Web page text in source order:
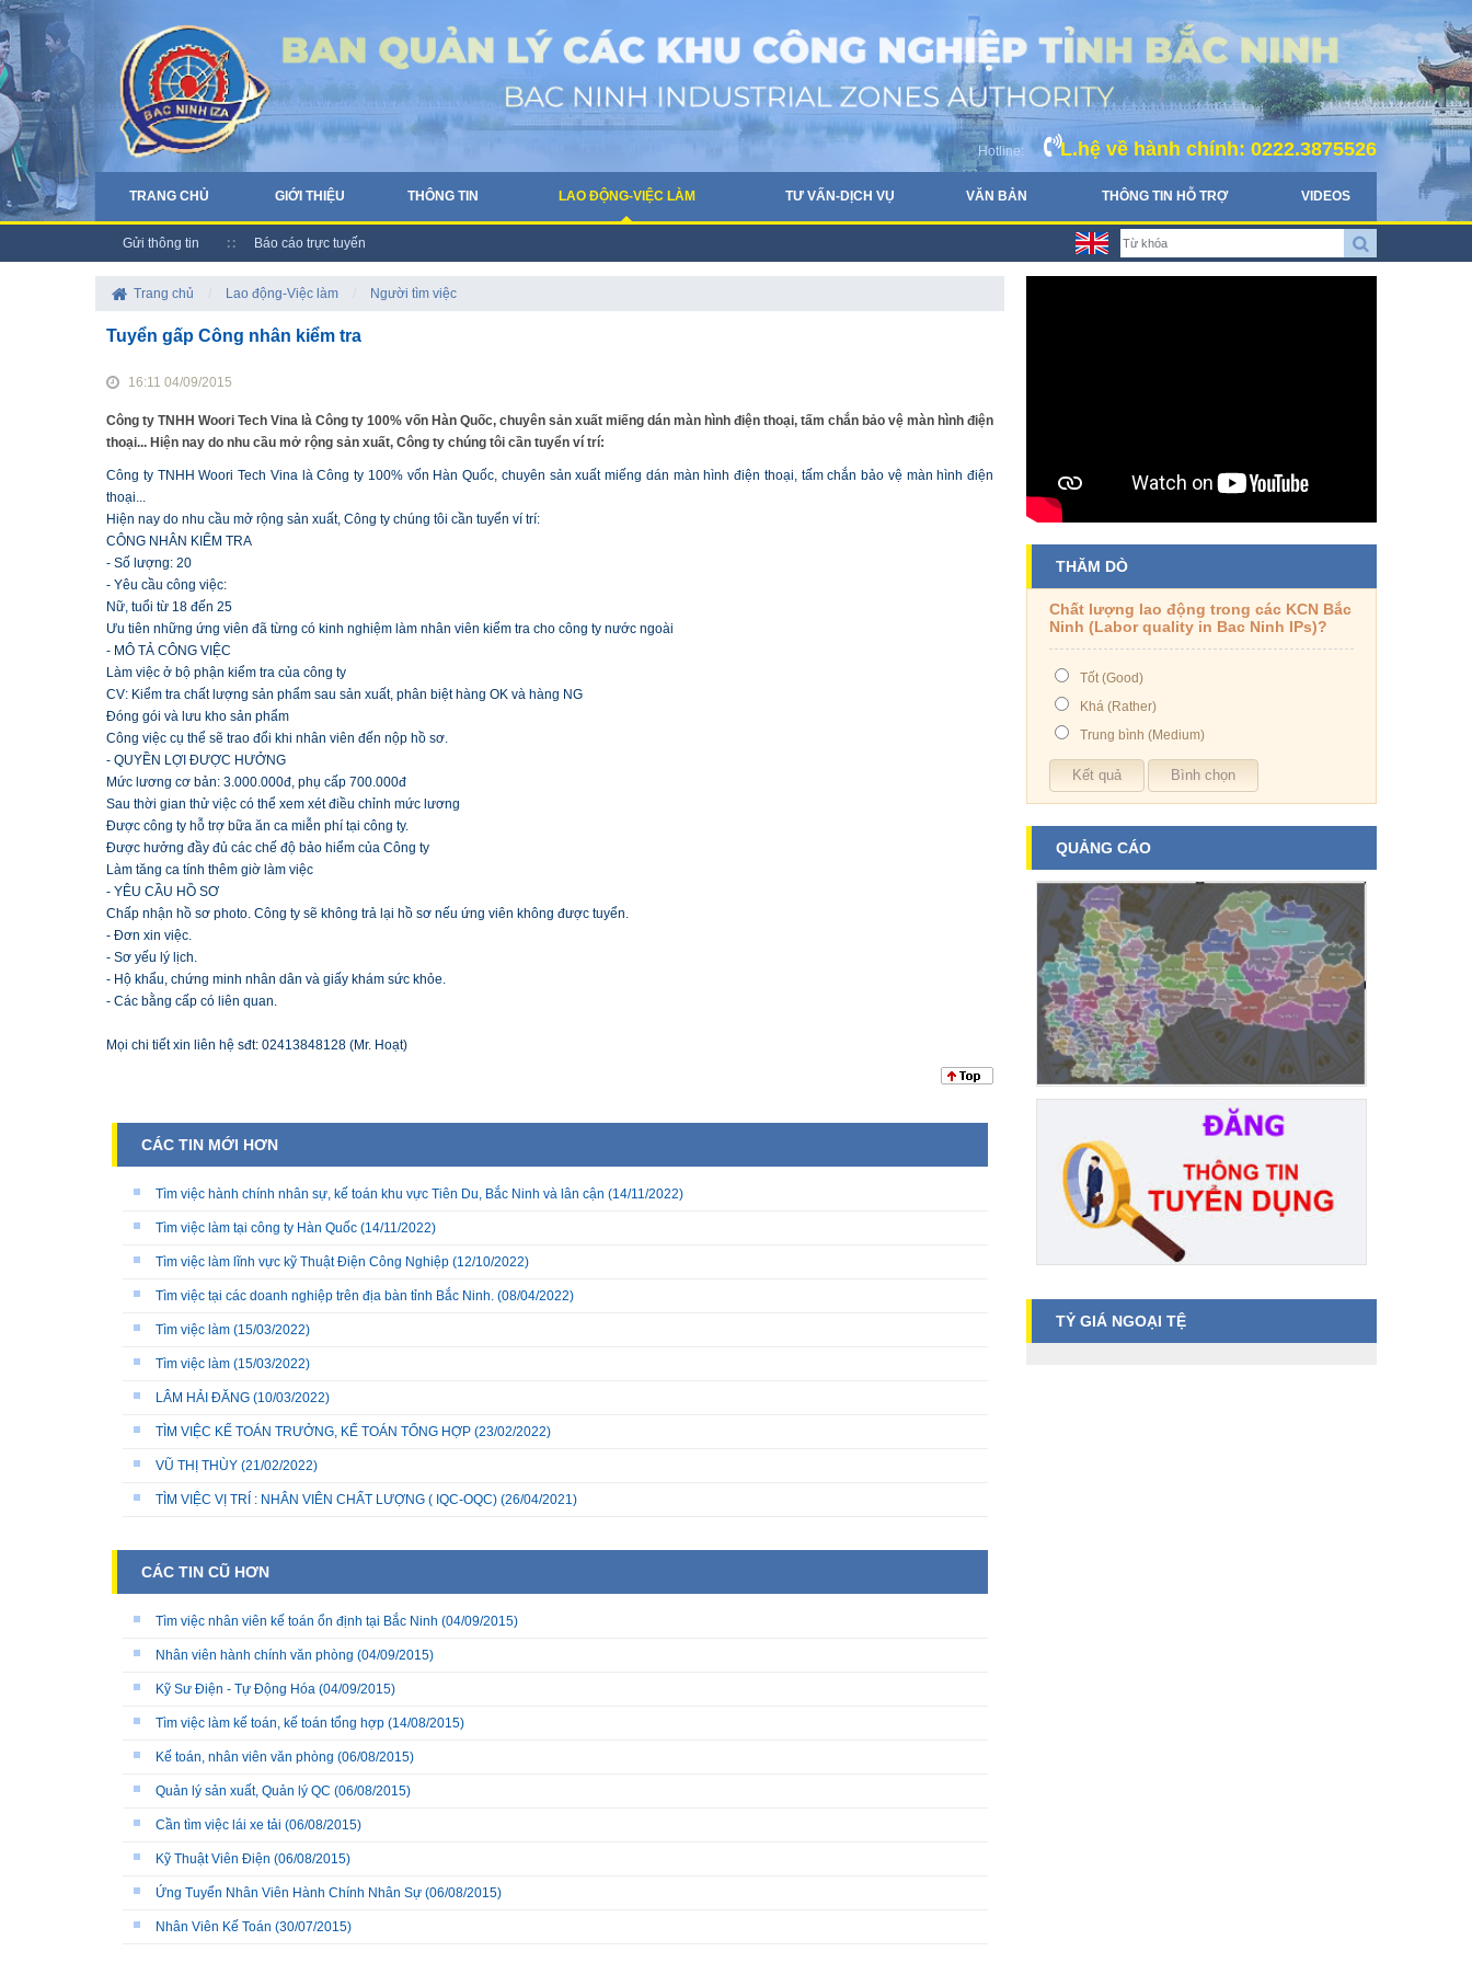
Hotline: L.hệ về hành chính: 0222.3875526
TRANG CHỦ GIỚI THIỆU THÔNG TIN LAO ĐỘNG-VIỆC LÀM TƯ VẤN-DỊCH VỤ VĂN BẢN THÔNG TIN HỖ TRỢ VIDEOS
Gửi thông tin Báo cáo trực tuyến
Trang chủ Lao động-Việc làm Người tìm việc
Tuyển gấp Công nhân kiểm tra
16:11 04/09/2015
Công ty TNHH Woori Tech Vina là Công ty 100% vốn Hàn Quốc, chuyên sản xuất miếng dán màn hình điện thoại, tấm chắn bảo vệ màn hình điện
thoại... Hiện nay do nhu cầu mở rộng sản xuất, Công ty chúng tôi cần tuyển ví trí:
Công ty TNHH Woori Tech Vina là Công ty 100% vốn Hàn Quốc, chuyên sản xuất miếng dán màn hình điện thoại, tấm chắn bảo vệ màn hình điện
thoại...
Hiện nay do nhu cầu mở rộng sản xuất, Công ty chúng tôi cần tuyển ví trí:
CÔNG NHÂN KIỂM TRA
- Số lượng: 20
- Yêu cầu công việc:
Nữ, tuổi từ 18 đến 25
Ưu tiên những ứng viên đã từng có kinh nghiệm làm nhân viên kiểm tra cho công ty nước ngoài
- MÔ TẢ CÔNG VIỆC
Làm việc ở bộ phận kiểm tra của công ty
CV: Kiểm tra chất lượng sản phẩm sau sản xuất, phân biệt hàng OK và hàng NG
Đóng gói và lưu kho sản phẩm
Công việc cụ thể sẽ trao đổi khi nhân viên đến nộp hồ sơ.
- QUYỀN LỢI ĐƯỢC HƯỞNG
Mức lương cơ bản: 3.000.000đ, phụ cấp 700.000đ
Sau thời gian thử việc có thể xem xét điều chỉnh mức lương
Được công ty hỗ trợ bữa ăn ca miễn phí tại công ty.
Được hưởng đầy đủ các chế độ bảo hiểm của Công ty
Làm tăng ca tính thêm giờ làm việc
- YÊU CẦU HỒ SƠ
Chấp nhận hồ sơ photo. Công ty sẽ không trả lại hồ sơ nếu ứng viên không được tuyển.
- Đơn xin việc.
- Sơ yếu lý lịch.
- Hộ khẩu, chứng minh nhân dân và giấy khám sức khỏe.
- Các bằng cấp có liên quan.
Mọi chi tiết xin liên hệ sđt: 02413848128 (Mr. Hoạt)
CÁC TIN MỚI HƠN
Tìm việc hành chính nhân sự, kế toán khu vực Tiên Du, Bắc Ninh và lân cận (14/11/2022)
Tìm việc làm tại công ty Hàn Quốc (14/11/2022)
Tìm việc làm lĩnh vực kỹ Thuật Điện Công Nghiệp (12/10/2022)
Tìm việc tại các doanh nghiệp trên địa bàn tỉnh Bắc Ninh. (08/04/2022)
Tìm việc làm (15/03/2022)
Tìm việc làm (15/03/2022)
LÂM HẢI ĐĂNG (10/03/2022)
TÌM VIỆC KẾ TOÁN TRƯỞNG, KẾ TOÁN TỔNG HỢP (23/02/2022)
VŨ THỊ THÙY (21/02/2022)
TÌM VIỆC VỊ TRÍ : NHÂN VIÊN CHẤT LƯỢNG ( IQC-OQC) (26/04/2021)
CÁC TIN CŨ HƠN
Tìm việc nhân viên kế toán ổn định tại Bắc Ninh (04/09/2015)
Nhân viên hành chính văn phòng (04/09/2015)
Kỹ Sư Điện - Tự Động Hóa (04/09/2015)
Tìm việc làm kế toán, kế toán tổng hợp (14/08/2015)
Kế toán, nhân viên văn phòng (06/08/2015)
Quản lý sản xuất, Quản lý QC (06/08/2015)
Cần tìm việc lái xe tải (06/08/2015)
Kỹ Thuật Viên Điện (06/08/2015)
Ứng Tuyển Nhân Viên Hành Chính Nhân Sự (06/08/2015)
Nhân Viên Kế Toán (30/07/2015)
THĂM DÒ
Chất lượng lao động trong các KCN Bắc
Ninh (Labor quality in Bac Ninh IPs)?
Tốt (Good)
Khá (Rather)
Trung bình (Medium)
QUẢNG CÁO
TỶ GIÁ NGOẠI TỆ